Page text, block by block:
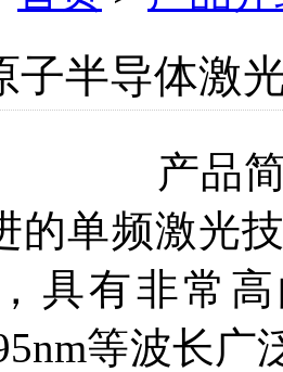
子半导体激
产品
的单频激光
具有非常高
等波长